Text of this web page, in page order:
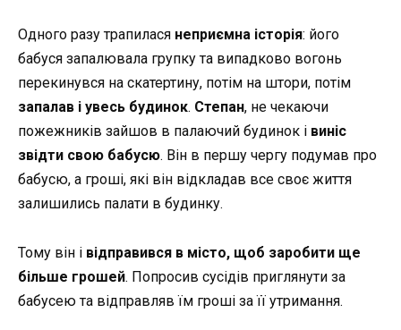
Одного разу трапилася неприємна історія: його
бабуся запалювала групку та випадково вогонь
перекинувся на скатертину, потім на штори, потім
запалав і увесь будинок. Степан, не чекаючи
пожежників зайшов в палаючий будинок і виніс
звідти свою бабусю. Він в першу чергу подумав про
бабусю, а гроші, які він відкладав все своє життя
залишились палати в будинку.
Тому він і відправився в місто, щоб заробити ще
більше грошей. Попросив сусідів приглянути за
бабусею та відправляв їм гроші за її утримання.